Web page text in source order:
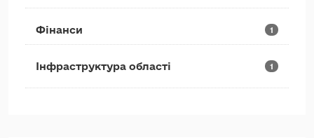
Фінанси 1
Інфраструктура області 1